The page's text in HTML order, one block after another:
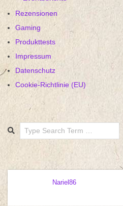
Rezensionen
Gaming
Produkttests
Impressum
Datenschutz
Cookie-Richtlinie (EU)
Search
Nariel86